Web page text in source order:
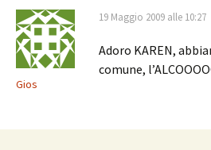
Gios
19 Maggio 2009 alle 10:27
Adoro KAREN,
comune,